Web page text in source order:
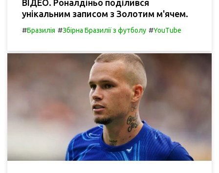
ВІДЕО. Роналдіньо поділився
унікальним записом з Золотим м'ячем.
#Бразилія #Збірна Бразилії з футболу #YouTube